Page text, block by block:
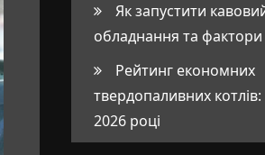
Як запустити
обладнання та фактори
Рейтинг економних
твердопаливних
2026 році